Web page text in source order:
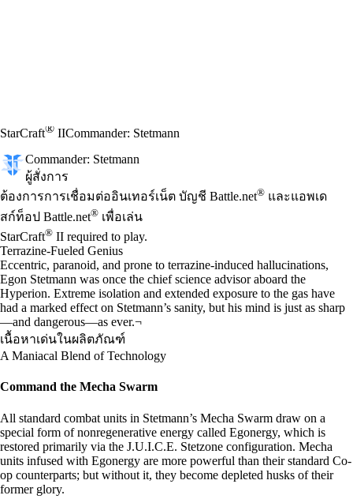
StarCraft® IICommander: Stetmann
Commander: Stetmann
ผู้สั่งการ
ราคา
Available actions
ต้องการการเชื่อมต่ออินเทอร์เน็ต บัญชี Battle.net® และแอพเด
สก์ท็อป Battle.net® เพื่อเล่น
StarCraft® II required to play.
Terrazine-Fueled Genius
Eccentric, paranoid, and prone to terrazine-induced hallucinations,
Egon Stetmann was once the chief science advisor aboard the
Hyperion. Extreme isolation and extended exposure to the gas have
had a marked effect on Stetmann’s sanity, but his mind is just as sharp
—and dangerous—as ever.¬
เนื้อหาเด่นในผลิตภัณฑ์
A Maniacal Blend of Technology
Command the Mecha Swarm
All standard combat units in Stetmann’s Mecha Swarm draw on a
special form of nonregenerative energy called Egonergy, which is
restored primarily via the J.U.I.C.E. Stetzone configuration. Mecha
units infused with Egonergy are more powerful than their standard Co-
op counterparts; but without it, they become depleted husks of their
former glory.